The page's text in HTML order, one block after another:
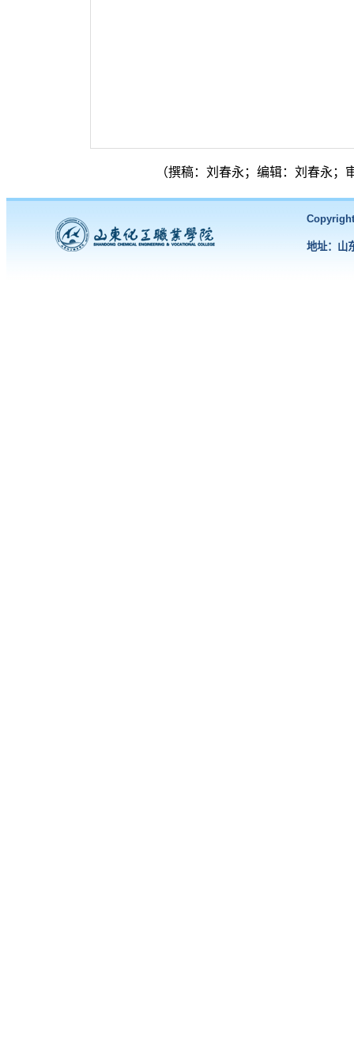
（撰稿：刘春永；编辑：刘春永；
Copyright
地址：山